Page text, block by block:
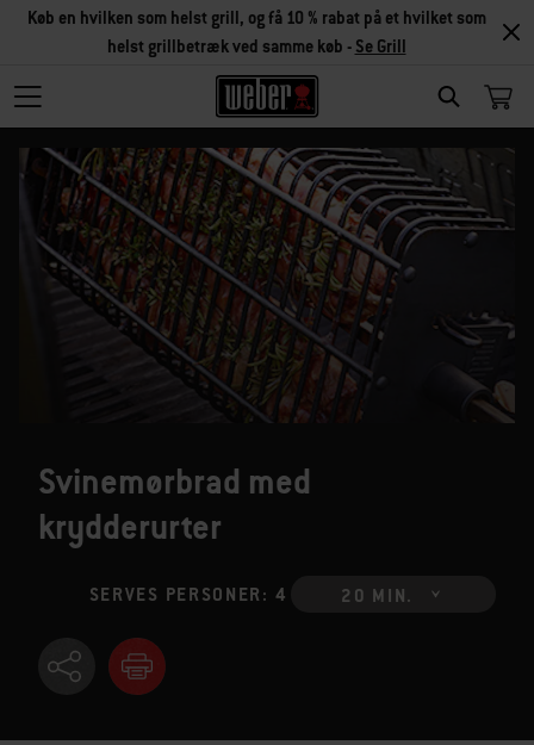
SEARCH
Køb en hvilken som helst grill, og få 10 % rabat på et hvilket som
helst grillbetræk ved samme køb - Se Grill
Svinemørbrad med
krydderurter
SERVES PERSONER: 4 20 MIN.